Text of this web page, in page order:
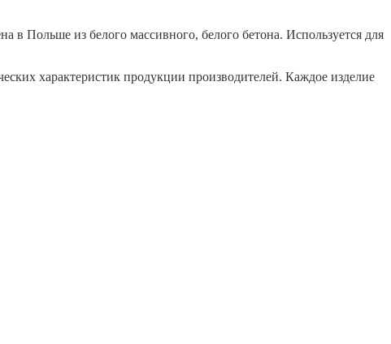
Польше из белого массивного, белого бетона. Используется для
характеристик продукции производителей. Каждое изделие